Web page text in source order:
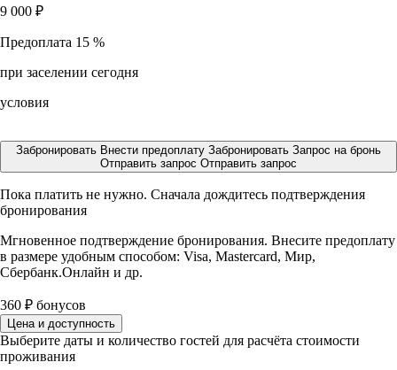
9 000 ₽
Предоплата 15 %
при заселении сегодня
условия
Забронировать Внести предоплату Забронировать Запрос на бронь
Отправить запрос Отправить запрос
Пока платить не нужно. Сначала дождитесь подтверждения
бронирования
Мгновенное подтверждение бронирования. Внесите предоплату
в размере удобным способом: Visa, Mastercard, Мир,
Сбербанк.Онлайн и др.
360 ₽ бонусов
Цена и доступность
Выберите даты и количество гостей для расчёта стоимости
проживания